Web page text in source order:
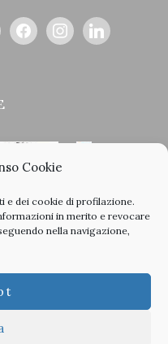
Cookie
e dei cookie di profilazione.
in merito e revocare
nella navigazione,
facebookinstagramlinkedin
>